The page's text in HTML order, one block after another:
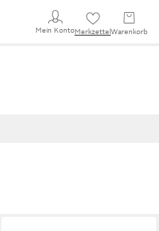
Mein KontoMerkzettel Warenkorb